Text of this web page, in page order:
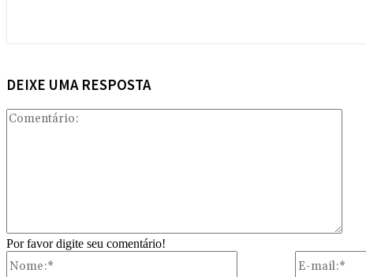
DEIXE UMA RESPOSTA
Por favor digite seu comentário!